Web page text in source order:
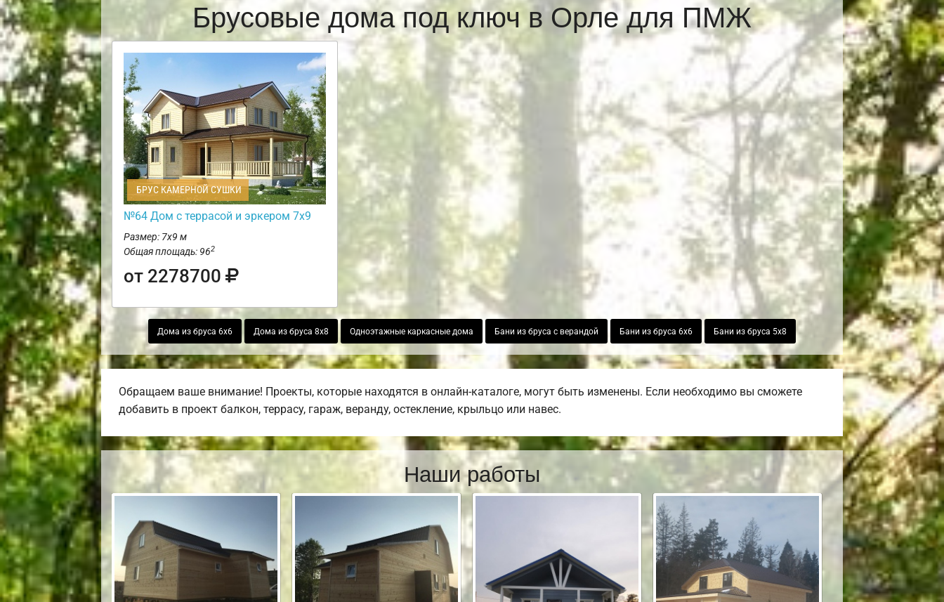
Брусовые дома под ключ в Орле для ПМЖ
БРУС КАМЕРНОЙ СУШКИ
№64 Дом с террасой и эркером 7х9
Размер: 7х9 м
Общая площадь: 962
от 2278700
Дома из бруса 6х6 Дома из бруса 8х8 Одноэтажные каркасные дома Бани из бруса с верандой Бани из бруса 6х6 Бани из бруса 5х8
Обращаем ваше внимание! Проекты, которые находятся в онлайн-каталоге, могут быть изменены. Если необходимо вы сможете
добавить в проект балкон, террасу, гараж, веранду, остекление, крыльцо или навес.
Наши работы